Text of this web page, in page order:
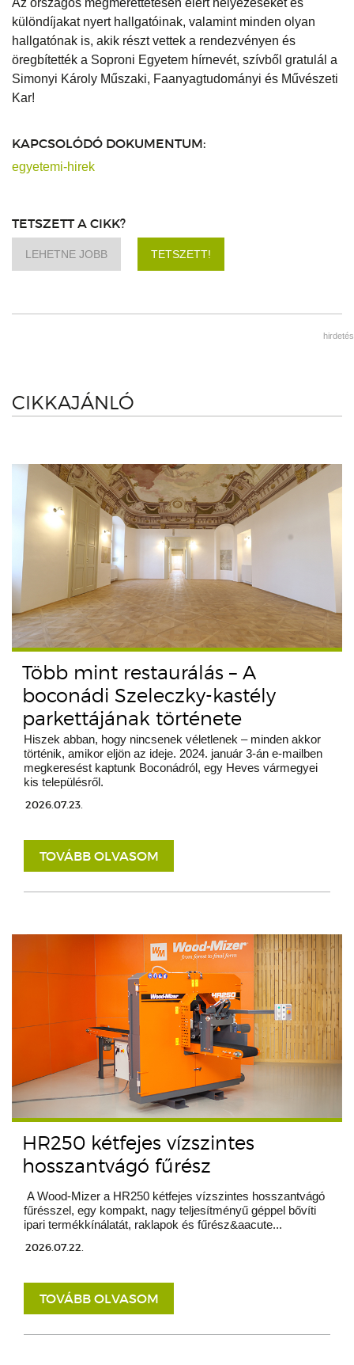
különdíjakat nyert hallgatóinak, valamint minden olyan
hallgatónak is, akik részt vettek a rendezvényen és
öregbítették a Soproni Egyetem hírnevét, szívből gratulál a
Simonyi Károly Műszaki, Faanyagtudományi és Művészeti
Kar!
KAPCSOLÓDÓ DOKUMENTUM:
egyetemi-hirek
TETSZETT A CIKK?
LEHETNE JOBB TETSZETT!
hirdetés
CIKKAJÁNLÓ
Több mint restaurálás – A
boconádi Szeleczky-kastély
parkettájának története
Hiszek abban, hogy nincsenek véletlenek – minden akkor
történik, amikor eljön az ideje. 2024. január 3-án e-mailben
megkeresést kaptunk Boconádról, egy Heves vármegyei
kis településről.
2026.07.23.
TOVÁBB OLVASOM
HR250 kétfejes vízszintes
hosszantvágó fűrész
A Wood-Mizer a HR250 kétfejes vízszintes hosszantvágó
fűrésszel, egy kompakt, nagy teljesítményű géppel bővíti
ipari termékkínálatát, raklapok és fűrész&aacute...
2026.07.22.
TOVÁBB OLVASOM